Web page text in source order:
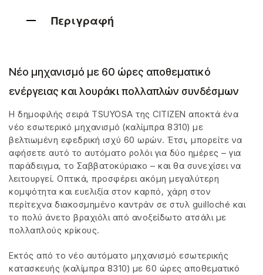
Περιγραφή
Νέο μηχανισμό με 60 ώρες αποθεματικό
ενέργειας και λουράκι πολλαπλών συνδέσμων
Η δημοφιλής σειρά TSUYOSA της CITIZEN αποκτά ένα
νέο εσωτερικό μηχανισμό (καλίμπρα 8310) με
βελτιωμένη εφεδρική ισχύ 60 ωρών. Έτσι, μπορείτε να
αφήσετε αυτό το αυτόματο ρολόι για δύο ημέρες – για
παράδειγμα, το Σαββατοκύριακο – και θα συνεχίσει να
λειτουργεί. Οπτικά, προσφέρει ακόμη μεγαλύτερη
κομψότητα και ευελιξία στον καρπό, χάρη στον
περίτεχνα διακοσμημένο καντράν σε στυλ guilloché και
το πολύ άνετο βραχιόλι από ανοξείδωτο ατσάλι με
πολλαπλούς κρίκους.
Εκτός από το νέο αυτόματο μηχανισμό εσωτερικής
κατασκευής (καλίμπρα 8310) με 60 ώρες αποθεματικό